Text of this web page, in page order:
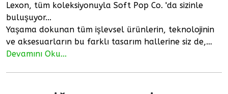
Lexon, tüm koleksiyonuyla Soft Pop Co. 'da sizinle
buluşuyor...
Yaşama dokunan tüm işlevsel ürünlerin, teknolojinin
ve aksesuarların bu farklı tasarım hallerine siz de,…
Devamını Oku...